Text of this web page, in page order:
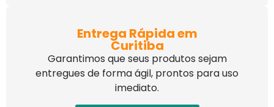
Entrega Rápida em
Curitiba
Garantimos que seus produtos sejam
entregues de forma ágil, prontos para uso
imediato.